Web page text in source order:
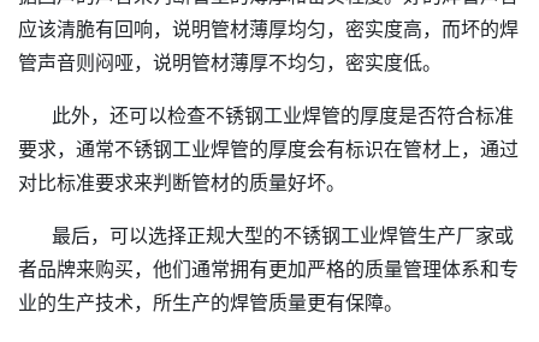
应该清脆有回响，说明管材薄厚均匀，密实度高，而坏的焊
管声音则闷哑，说明管材薄厚不均匀，密实度低。
此外，还可以检查不锈钢工业焊管的厚度是否符合标准
要求，通常不锈钢工业焊管的厚度会有标识在管材上，通过
对比标准要求来判断管材的质量好坏。
最后，可以选择正规大型的不锈钢工业焊管生产厂家或
者品牌来购买，他们通常拥有更加严格的质量管理体系和专
业的生产技术，所生产的焊管质量更有保障。